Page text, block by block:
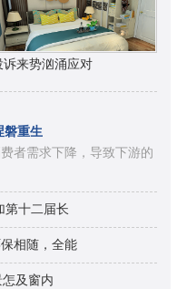
诉来势汹涌应对
磐重生
者需求下降，导致下游的
第十二届长
相随，全能
及窗内